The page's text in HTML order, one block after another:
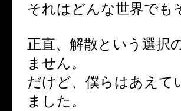
それはどんな世界でも
正直、解散という選択
ません。
だけど、僕らはあえて
ました。